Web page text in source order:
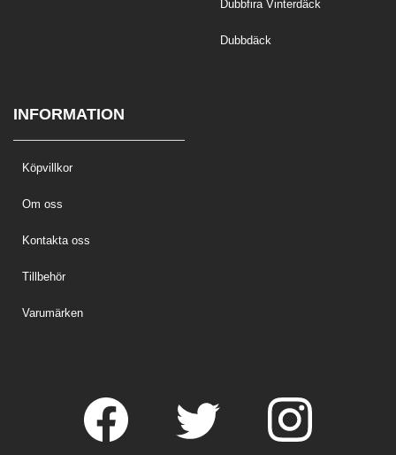
Dubbfira Vinterdäck
Dubbdäck
INFORMATION
Köpvillkor
Om oss
Kontakta oss
Tillbehör
Varumärken